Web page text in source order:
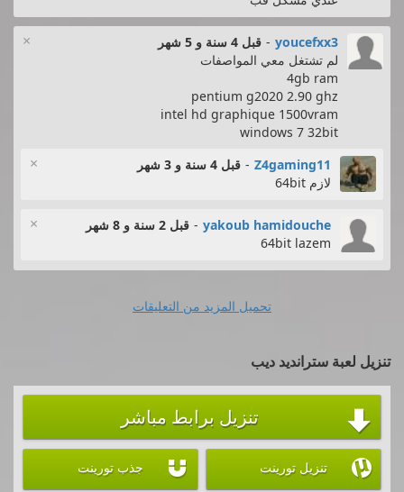
× youcefxx3
- قبل 4 سنة و 5 شهر
لم تشتغل معي المواصفات
4gb ram
pentium g2020 2.90 ghz
intel hd graphique 1500vram
windows 7 32bit
× Z4gaming11
- قبل 4 سنة و 3 شهر
لازم 64bit
× yakoub hamidouche
- قبل 2 سنة و 8 شهر
64bit lazem
تحميل المزيد من التعليقات
تنزيل لعبة سترانديد ديب
 تنزيل برابط مباشر
 تنزيل تورينت  جذب تورينت